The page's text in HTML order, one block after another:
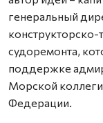
генеральный
конструкторско-
судоремонта,
поддержке
Морской
Федерации.